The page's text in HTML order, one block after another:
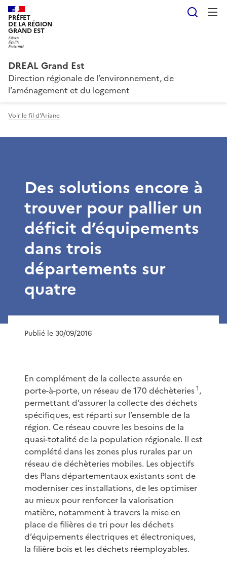
PRÉFET
DE LA RÉGION
GRAND EST
DREAL Grand Est
Direction régionale de l’environnement, de
l’aménagement et du logement
Voir le fil d'Ariane
Des solutions encore à
trouver pour pallier un
déficit d’équipements
dans trois
départements sur
quatre
Publié le 30/09/2016
En complément de la collecte assurée en
porte-à-porte, un réseau de 170 déchèteries1,
permettant d’assurer la collecte des déchets
spécifiques, est réparti sur l’ensemble de la
région. Ce réseau couvre les besoins de la
quasi-totalité de la population régionale. Il est
complété dans les zones plus rurales par un
réseau de déchèteries mobiles. Les objectifs
des Plans départementaux existants sont de
moderniser ces installations, de les optimiser
au mieux pour renforcer la valorisation
matière, notamment à travers la mise en
place de filières de tri pour les déchets
d’équipements électriques et électroniques,
la filière bois et les déchets réemployables.